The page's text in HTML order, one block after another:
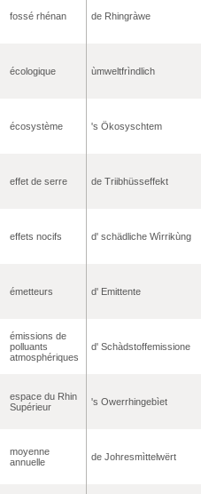
fossé rhénan de Rhingràwe
écologique ùmweltfrìndlich
écosystème 's Ökosyschtem
effet de serre de Triibhüsseffekt
effets nocifs d' schädliche Wìrrikùng
émetteurs d' Emittente
émissions de
polluants
atmosphériques
d' Schàdstoffemissione
espace du Rhin
Supérieur
's Owerrhingebìet
moyenne
annuelle
de Johresmìttelwërt